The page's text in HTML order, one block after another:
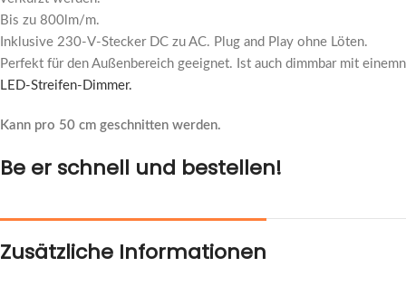
Bis zu 800lm/m.
Inklusive 230-V-Stecker DC zu AC. Plug and Play ohne Löten.
Perfekt für den Außenbereich geeignet. Ist auch dimmbar mit einemn
LED-Streifen-Dimmer.
Kann pro 50 cm geschnitten werden.
Be er schnell und bestellen!
Zusätzliche Informationen